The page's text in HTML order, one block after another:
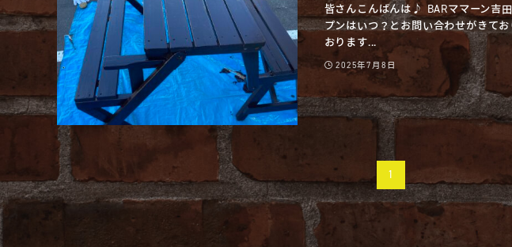
皆さんこんばんは♪ BARママーン吉
プンはいつ？とお問い合わせがきて
おります...
2025年7月8日
1